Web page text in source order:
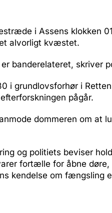
i Assens klokken
alvorligt kvæstet.
banderelateret, skriver
i grundlovsforhør i
pågår.
dommeren om at
og politiets beviser
fortælle for åbne døre,
kendelse om fængsling